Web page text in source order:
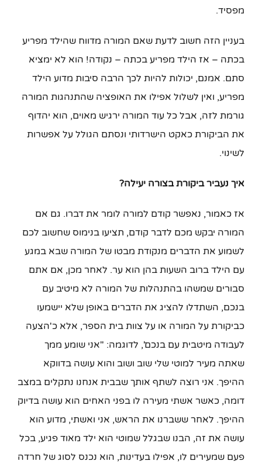
מפסיד.
בעניין הזה חשוב לדעת שאם המורה מדווח שהילד מפריע
בכתה – אז הילד מפריע בכתה – נקודה! הוא לא ימציא
סתם. אמנם, יכולות להיות לכך הרבה סיבות מדוע הילד
מפריע, ואין לשלול אפילו את האופציה שהתנהגות המורה
גורמת לזה, אבל כל עוד המורה ירגיש מאוים, הוא יהדוף
את הביקורת כאקט הישרדותי ונסתם הגולל על אפשרות
לשינוי.
איך נעביר ביקורת בצורה יעילה?
אז כאמור, נאפשר קודם למורה לומר את דברו. גם אם
המורה יבקש מכם לדבר קודם, תציעו בנימוס שחשוב לכם
לשמוע את הדברים מנקודת מבטו של המורה שבא במגע
עם הילד ברוב השעות בהן הוא ער. לאחר מכן, אם אתם
סבורים שמשהו בהתנהלות של המורה לא מיטיב עם
בנכם, השתדלו להציג את הדברים באופן שלא יישמעו
כביקורת על המורה או על צוות בית הספר, אלא כ'הצעה
לעבודה מיטבית עם בנכם', לדוגמה: "אני שומע ממך
שאתה מעיר למוטי שלי שוב ושוב והוא עושה בדווקא
ההיפך. אני רוצה לשתף אותך שבבית אנחנו נתקלים במצב
דומה, כאשר אשתי מעירה לו בפני האחים הוא עושה בדיוק
ההיפך. לאחר ששברנו את הראש, אני ואשתי, מדוע הוא
עושה את זה, הבנו שבגלל שמוטי הוא ילד מאוד פגיע, בכל
פעם שמעירים לו, אפילו בעדינות, הוא נכנס לסוג של חרדה